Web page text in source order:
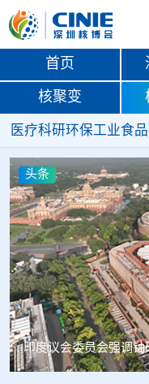
首页
核聚变
医疗科研环保工业食品
头条
中核辐智正式设立